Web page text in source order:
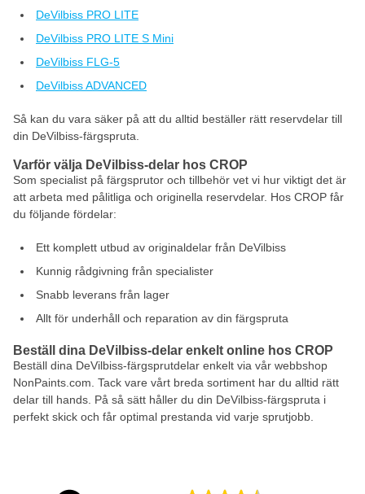
DeVilbiss PRO LITE
DeVilbiss PRO LITE S Mini
DeVilbiss FLG-5
DeVilbiss ADVANCED
Så kan du vara säker på att du alltid beställer rätt reservdelar till
din DeVilbiss-färgspruta.
Varför välja DeVilbiss-delar hos CROP
Som specialist på färgsprutor och tillbehör vet vi hur viktigt det är
att arbeta med pålitliga och originella reservdelar. Hos CROP får
du följande fördelar:
Ett komplett utbud av originaldelar från DeVilbiss
Kunnig rådgivning från specialister
Snabb leverans från lager
Allt för underhåll och reparation av din färgspruta
Beställ dina DeVilbiss-delar enkelt online hos CROP
Beställ dina DeVilbiss-färgsprutdelar enkelt via vår webbshop
NonPaints.com. Tack vare vårt breda sortiment har du alltid rätt
delar till hands. På så sätt håller du din DeVilbiss-färgspruta i
perfekt skick och får optimal prestanda vid varje sprutjobb.